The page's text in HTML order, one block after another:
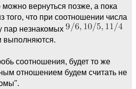
можно вернуться позже, а пока
того, что при соотношении числа
пар незнакомых
выполняются.
соотношения, будет то же
отношением будем считать не